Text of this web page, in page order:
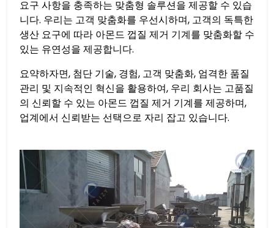
요구 사항을 충족하는 맞춤형 솔루션을 제공할 수 있습
니다. 우리는 고객 맞춤화를 우선시하며, 고객의 독특한
생산 요구에 따라 아몬드 껍질 제거 기계를 맞춤화할 수
있는 유연성을 제공합니다.
요약하자면, 첨단 기술, 경험, 고객 맞춤화, 엄격한 품질
관리 및 지속적인 혁신을 활용하여, 우리 회사는 고품질
의 신뢰할 수 있는 아몬드 껍질 제거 기계를 제공하며,
업계에서 신뢰받는 선택으로 자리 잡고 있습니다.